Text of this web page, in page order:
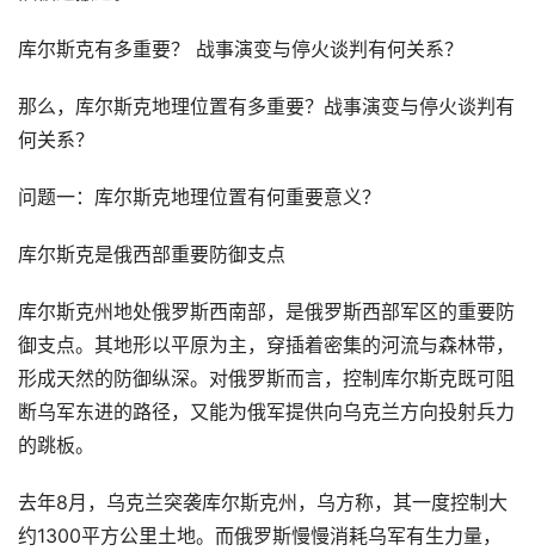
库尔斯克有多重要？ 战事演变与停火谈判有何关系？
那么，库尔斯克地理位置有多重要？战事演变与停火谈判有
何关系？
问题一：库尔斯克地理位置有何重要意义？
库尔斯克是俄西部重要防御支点
库尔斯克州地处俄罗斯西南部，是俄罗斯西部军区的重要防
御支点。其地形以平原为主，穿插着密集的河流与森林带，
形成天然的防御纵深。对俄罗斯而言，控制库尔斯克既可阻
断乌军东进的路径，又能为俄军提供向乌克兰方向投射兵力
的跳板。
去年8月，乌克兰突袭库尔斯克州，乌方称，其一度控制大
约1300平方公里土地。而俄罗斯慢慢消耗乌军有生力量，